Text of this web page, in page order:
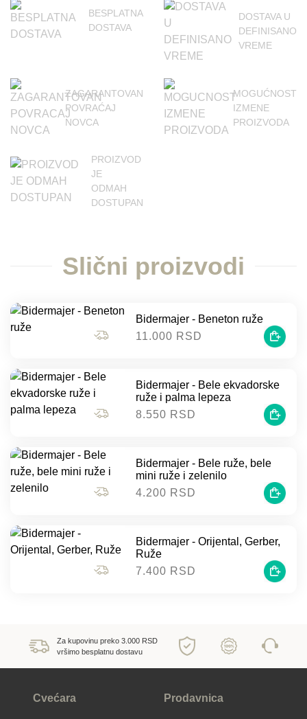
BESPLATNA
DOSTAVA
DOSTAVA U
DEFINISANO
VREME
ZAGARANTOVAN
POVRAĆAJ
NOVCA
MOGUĆNOST
IZMENE
PROIZVODA
PROIZVOD
JE
ODMAH
DOSTUPAN
Slični proizvodi
Bidermajer - Beneton ruže
11.000 RSD
Bidermajer - Bele ekvadorske
ruže i palma lepeza
8.550 RSD
Bidermajer - Bele ruže, bele
mini ruže i zelenilo
4.200 RSD
Bidermajer - Orijental, Gerber,
Ruže
7.400 RSD
Za kupovinu preko 3.000 RSD
vršimo besplatnu dostavu
Cvećara Prodavnica